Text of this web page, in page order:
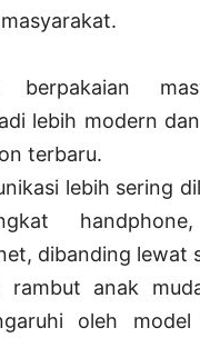
berpakaian
lebih modern
terbaru.
lebih sering
dibanding lewat
rambut anak
oleh